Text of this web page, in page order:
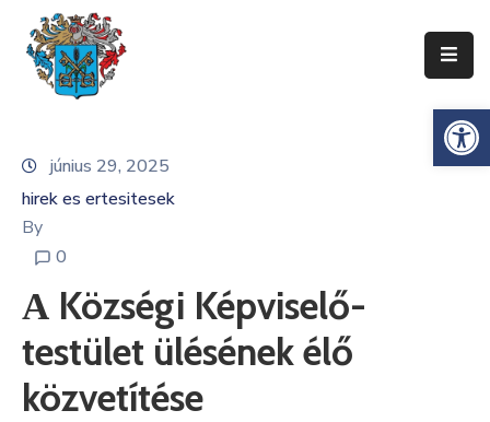
Ismerje
Zenta
Község
Önkormányzata
Községi
Közigazgatás
június 29, 2025
hirek es ertesitesek
By
0
А Községi Képviselő-
testület ülésének élő
közvetítése